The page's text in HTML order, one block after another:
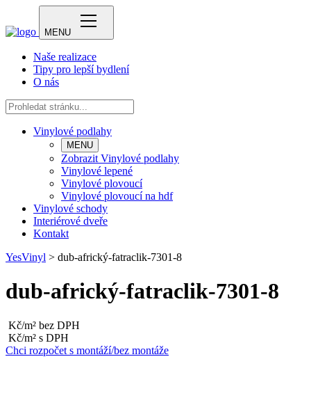
MENU
Naše realizace
Tipy pro lepší bydlení
O nás
Vinylové podlahy
MENU
Zobrazit Vinylové podlahy
Vinylové lepené
Vinylové plovoucí
Vinylové plovoucí na hdf
Vinylové schody
Interiérové dveře
Kontakt
YesVinyl > dub-africký-fatraclik-7301-8
dub-africký-fatraclik-7301-8
Kč/m² bez DPH
Kč/m² s DPH
Chci rozpočet s montáží/bez montáže